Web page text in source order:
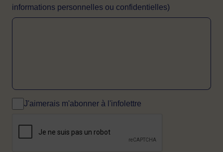
informations personnelles ou confidentielles)
J'aimerais m'abonner à l'infolettre